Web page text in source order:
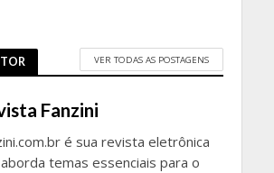
VER TODAS AS POSTAGENS
Fanzini
é sua revista eletrônica
temas essenciais para o